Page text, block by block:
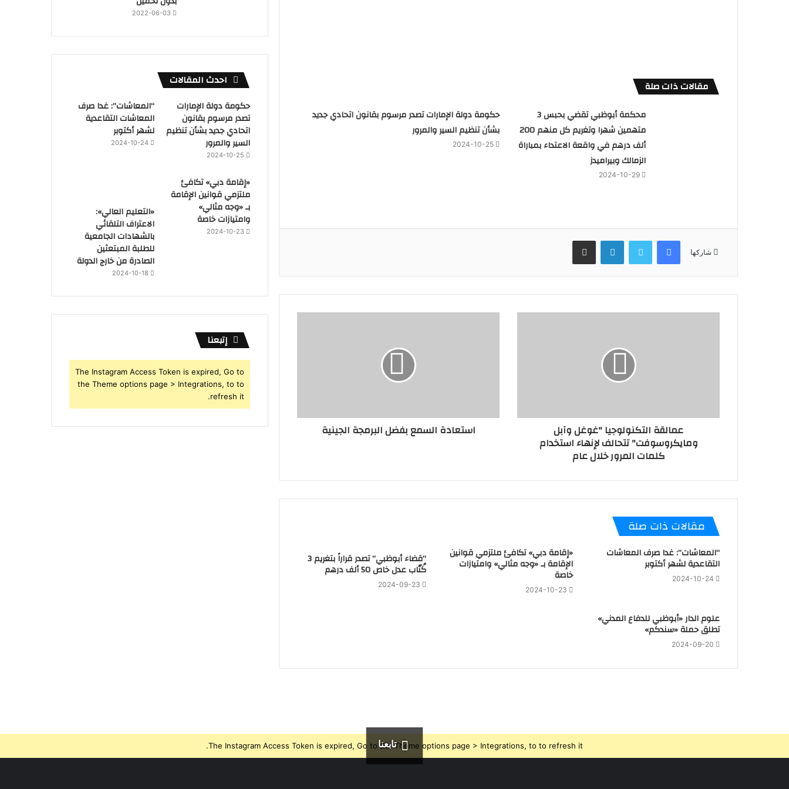
مقالات ذات صلة
محكمة أبوظبي تقضي بحبس 3
متهمين شهرا وتغريم كل منهم 200
ألف درهم في واقعة الاعتداء بمباراة
الزمالك وبيراميدز
2024-10-29
حكومة دولة الإمارات تصدر مرسوم بقانون اتحادي جديد
بشأن تنظيم السير والمرور
2024-10-25
شاركها
فيسبوك تويتر لينكدإن مشاركة عبر البريد
عمالقة التكنولوجيا "غوغل وآبل
ومايكروسوفت" تتحالف لإنهاء استخدام
كلمات المرور خلال عام
استعادة السمع بفضل البرمجة الجينية
مقالات ذات صلة
“المعاشات”: غدا صرف المعاشات
التقاعدية لشهر أكتوبر
2024-10-24
«إقامة دبي» تكافئ ملتزمي قوانين
الإقامة بـ «وجه مثالي» وامتيازات
خاصة
2024-10-23
‏”قضاء أبوظبي” تصدر قراراً بتغريم 3
كُتّاب عدل خاص 50 ألف درهم
2024-09-23
علوم الدار «أبوظبي للدفاع المدني»
تطلق حملة «سندكم»
2024-09-20
2022-06-03
احدث المقالات
حكومة دولة الإمارات
تصدر مرسوم بقانون
اتحادي جديد بشأن تنظيم
السير والمرور
2024-10-25
“المعاشات”: غدا صرف
المعاشات التقاعدية
لشهر أكتوبر
2024-10-24
«إقامة دبي» تكافئ
ملتزمي قوانين الإقامة
بـ «وجه مثالي»
وامتيازات خاصة
2024-10-23
«التعليم العالي»:
الاعتراف التلقائي
بالشهادات الجامعية
للطلبة المبتعثين
الصادرة من خارج الدولة
2024-10-18
إتبعنا
The Instagram Access Token is expired, Go to
the Theme options page > Integrations, to to
refresh it.
تابعنا
The Instagram Access Token is expired, Go to the Theme options page > Integrations, to to refresh it.